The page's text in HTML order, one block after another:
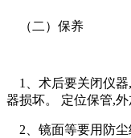
（二）保养
1、术后要关闭仪器
器损坏。 定位保管,
2、镜面等要用防尘